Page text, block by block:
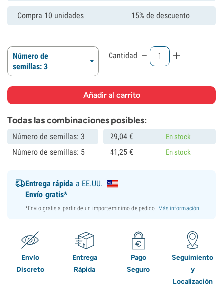
Compra 10 unidades 15% de descuento
Número de
semillas: 3
Cantidad - +
Todas las combinaciones posibles:
Número de semillas: 3 29,04 € En stock
Número de semillas: 5 41,25 € En stock
Entrega rápida a EE.UU.
Envío gratis*
*Envío gratis a partir de un importe mínimo de pedido. Más información
Envío
Discreto
Entrega
Rápida
Pago
Seguro
Seguimiento
y
Localización